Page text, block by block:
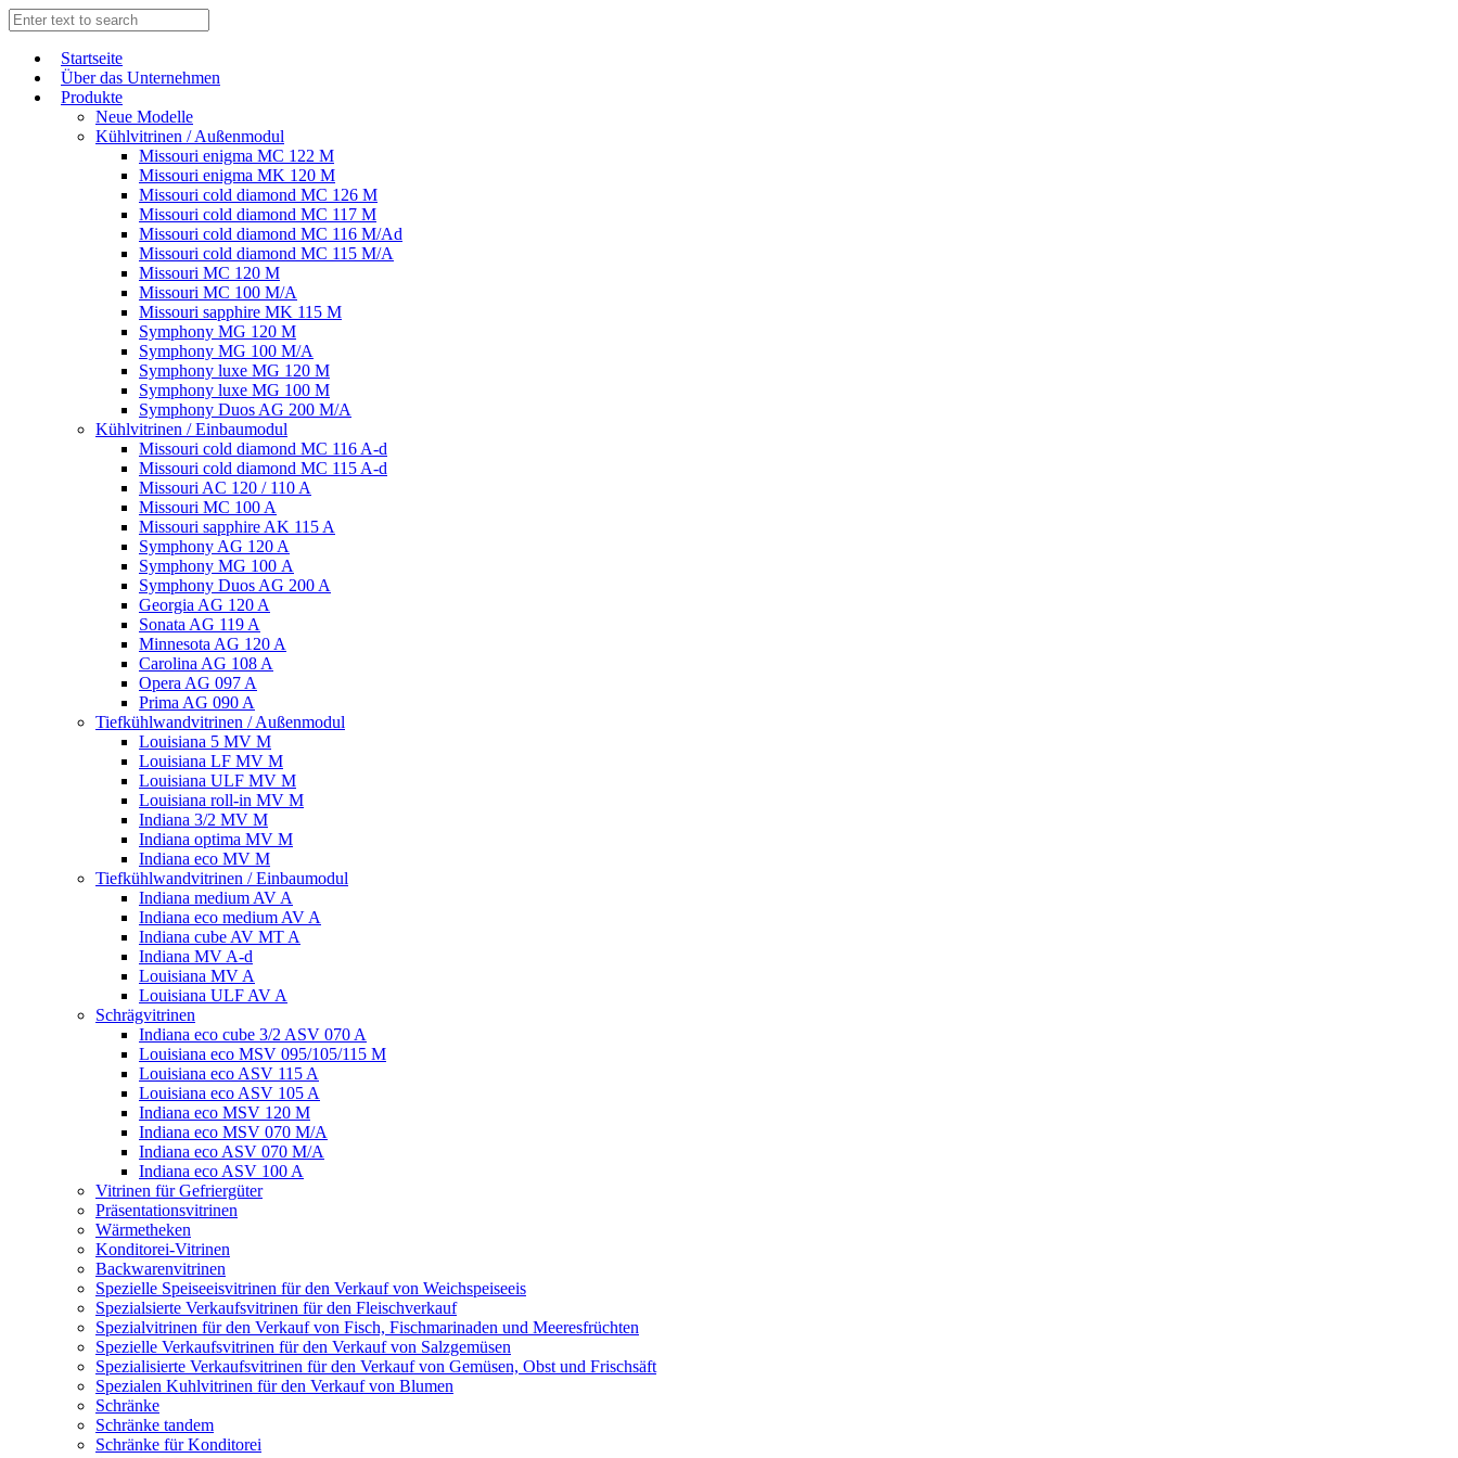
Start­sei­te
Über das Unternehmen
Produkte
Neue Modelle
Kühlvitrinen / Außenmodul
Missouri enigma MC 122 M
Missouri enigma MK 120 M
Missouri cold diamond MC 126 M
Missouri cold diamond MC 117 M
Missouri cold diamond MC 116 M/Ad
Missouri cold diamond MC 115 M/A
Missouri MC 120 M
Missouri MC 100 M/A
Missouri sapphire MK 115 M
Symphony MG 120 M
Symphony MG 100 M/А
Symphony luxe MG 120 M
Symphony luxe MG 100 M
Symphony Duos AG 200 M/A
Kühlvitrinen / Einbaumodul
Missouri cold diamond MC 116 A-d
Missouri cold diamond MC 115 A-d
Missouri AC 120 / 110 A
Missouri MC 100 A
Missouri sapphire AK 115 A
Symphony AG 120 A
Symphony MG 100 А
Symphony Duos AG 200 A
Georgia AG 120 A
Sonata AG 119 A
Minnesota AG 120 A
Carolina AG 108 A
Opera AG 097 A
Prima AG 090 A
Tiefkühlwandvitrinen / Außenmodul
Louisiana 5 MV M
Louisiana LF MV M
Louisiana ULF MV M
Louisiana roll-in MV M
Indiana 3/2 MV M
Indiana optima MV M
Indiana eco MV M
Tiefkühlwandvitrinen / Einbaumodul
Indiana medium AV A
Indiana eco medium AV A
Indiana cube AV MT A
Indiana MV A-d
Louisiana MV A
Louisiana ULF AV A
Schrägvitrinen
Indiana eco cube 3/2 ASV 070 A
Louisiana eco MSV 095/105/115 M
Louisiana eco ASV 115 A
Louisiana eco ASV 105 A
Indiana eco MSV 120 M
Indiana eco MSV 070 M/A
Indiana eco ASV 070 M/A
Indiana eco ASV 100 A
Vitrinen für Gefriergüter
Präsentationsvitrinen
Wärmetheken
Konditorei-Vitrinen
Backwarenvitrinen
Spezielle Speiseeisvitrinen für den Verkauf von Weichspeiseeis
Spezialsierte Verkaufsvitrinen für den Fleischverkauf
Spezialvitrinen für den Verkauf von Fisch, Fischmarinaden und Meeresfrüchten
Spezielle Verkaufsvitrinen für den Verkauf von Salzgemüsen
Spezialisierte Verkaufsvitrinen für den Verkauf von Gemüsen, Obst und Frischsäft
Spezialen Kuhlvitrinen für den Verkauf von Blumen
Schränke
Schränke tandem
Schränke für Konditorei